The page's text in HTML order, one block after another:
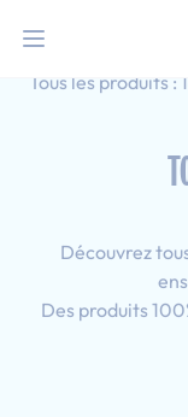
Accueil
Tous les produits
Découvrez
Des produits